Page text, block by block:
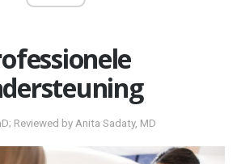
Reviewed by Anita Sadaty, MD